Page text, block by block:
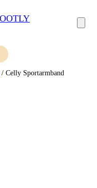
/ Celly Sportarmband